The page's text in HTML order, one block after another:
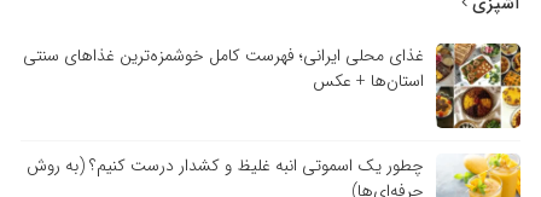
غذای محلی ایرانی؛ فهرست کامل خوشمزه‌ترین غذاهای سنتی
استان‌ها + عکس
چطور یک اسموتی انبه غلیظ و کشدار درست کنیم؟ (به روش
حرفه‌ای‌ها)